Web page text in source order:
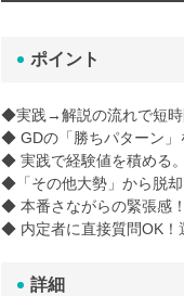
ポイント
◆実践→解説の流れで短時
◆ GDの「勝ちパターン」
◆ 実践で経験値を積める。
◆「その他大勢」から脱
◆ 本番さながらの緊張感
◆ 内定者に直接質問OK！
詳細